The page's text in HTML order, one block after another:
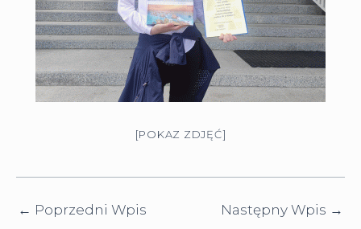
[POKAZ ZDJĘĆ]
← Poprzedni Wpis Następny Wpis →